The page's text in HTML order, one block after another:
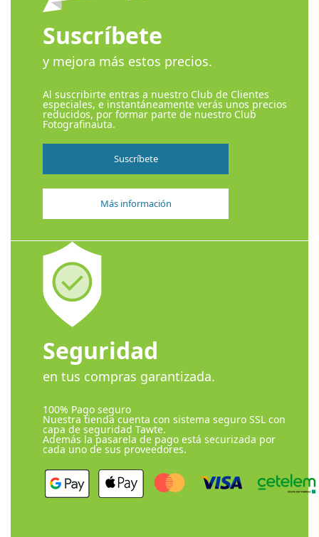
Suscríbete
y mejora más estos precios.
Al suscribirte entras a nuestro Club de Clientes
especiales, e instantáneamente verás unos precios
reducidos, por formar parte de nuestro Club
Fotografinauta.
Suscríbete
Más información
Seguridad
en tus compras garantizada.
100% Pago seguro
Nuestra tienda cuenta con sistema seguro SSL con
capa de seguridad Tawte.
Además la pasarela de pago está securizada por
cada uno de sus proveedores.